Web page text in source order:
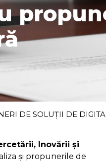
DE SOLUȚII DE
Inovării și
și propunerile de